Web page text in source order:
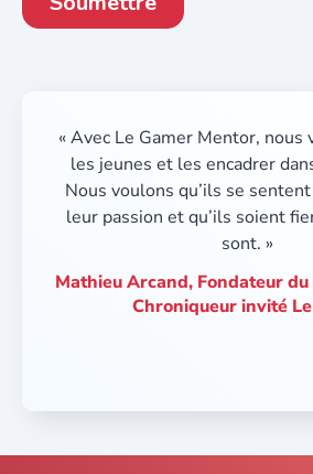
« Avec Le Gamer Mentor,
les jeunes et les encadrer
Nous voulons qu’ils se
leur passion et qu’ils soient
sont. »
Mathieu Arcand, Fondateur
Chroniqueur invité